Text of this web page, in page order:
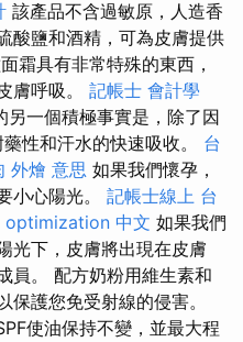
該產品不含過敏原，人造香
酸鹽和酒精，可為皮膚提供
霜具有非常特殊的東西，
膚呼吸。 記帳士 會計學
另一個積極事實是，除了因
性和汗水的快速吸收。 台
外燴 意思 如果我們懷孕，
小心陽光。 記帳士線上 台
optimization 中文 如果我們
光下，皮膚將出現在皮膚
員。 配方奶粉用維生素和
護您免受射線的侵害。
使油保持不變，並最大程